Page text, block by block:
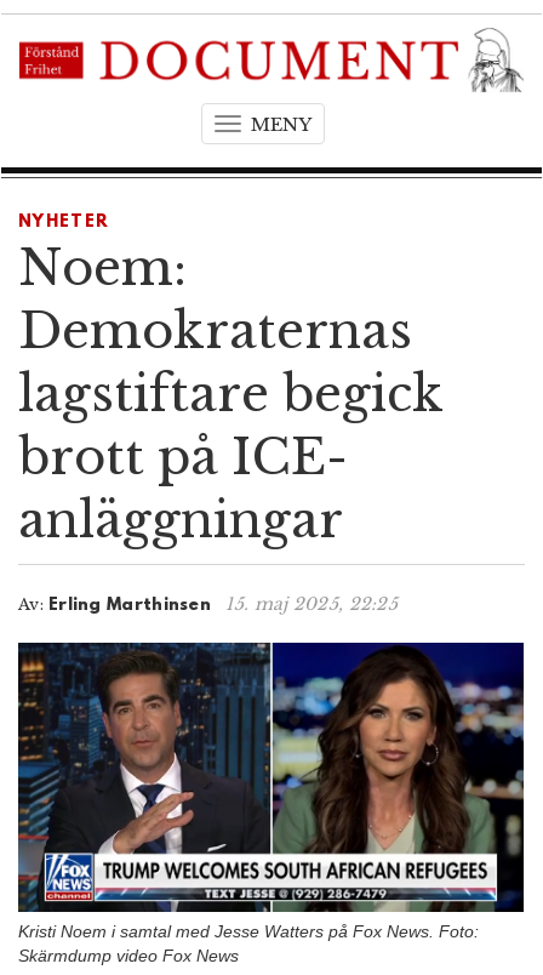
MENYT
g
a
i
a
t
i
o
n
NYHETER
Noem:
Demokraternas
lagstiftare begick
brott på ICE-
anläggningar
Av: Erling Marthinsen 15. maj 2025, 22:25
Kristi Noem i samtal med Jesse Watters på Fox News. Foto:
Skärmdump video Fox News